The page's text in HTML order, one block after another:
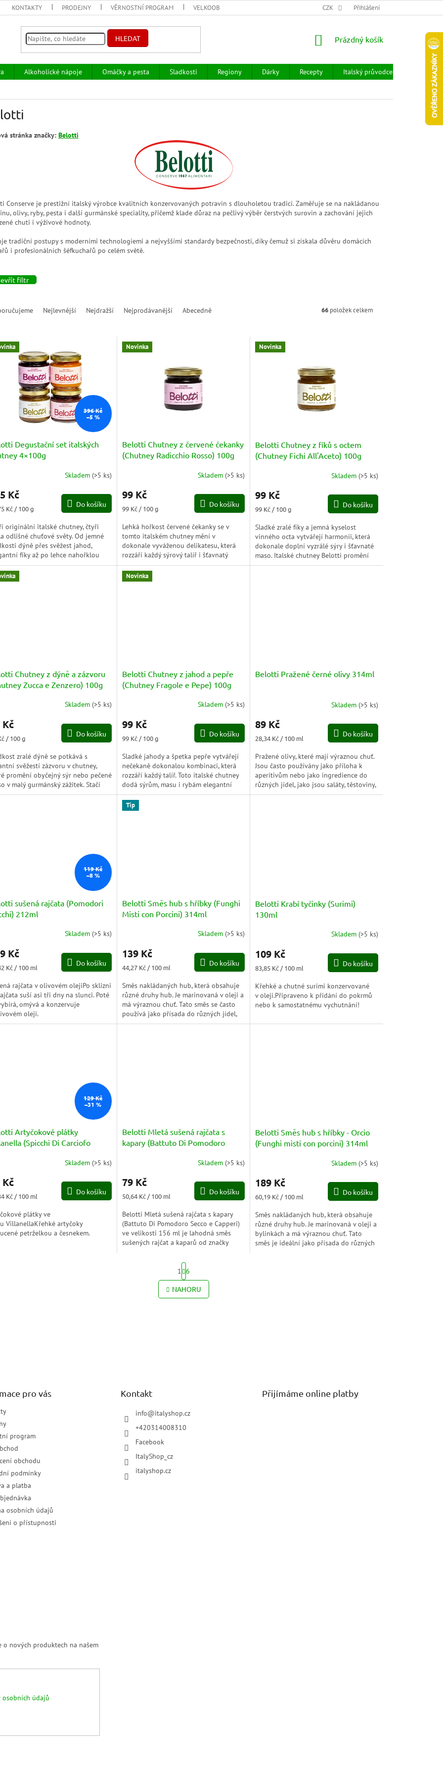
KONTAKTY PRODEJNY VĚRNOSTNÍ PROGRAM VELKOOBCHOD HODNOCENÍ OBCHODU OBCHODNÍ PODMÍNKY
CZK Přihlášení
HLEDAT
NÁKUPNÍ
Prázdný košík
Alkoholické nápoje Omáčky a pesta Sladkosti Regiony Dárky Recepty Italský průvodce
Prodejny
stránka značky: Belotti
Conserve je prestižní italský výrobce kvalitních konzervovaných potravin s dlouholetou tradicí. Zaměřuje se na nakládanou
olivy, ryby, pesta i další gurmánské speciality, přičemž klade důraz na pečlivý výběr čerstvých surovin a zachování jejich
chuti i výživové hodnoty.
tradiční postupy s moderními technologiemi a nejvyššími standardy bezpečnosti, díky čemuž si získala důvěru domácích
i profesionálních šéfkuchařů po celém světě.
filtr
Nejlevnější Nejdražší Nejprodávanější Abecedně 66 položek celkem
396 Kč
–5 %
Degustační set italských
4×100g
Skladem (>5 ks)
Kč
Kč / 100 g
Do košíku
originální italské chutney, čtyři
odlišné chuťové světy. Od jemné
dýně přes svěžest jahod,
fíky až po lehce nahořklou
čekanku. Ideální...
Novinka
Belotti Chutney z červené čekanky
(Chutney Radicchio Rosso) 100g
Skladem(>5 ks)
99 Kč
Měrná
99 Kč / 100 g
Do košíku
Lehká hořkost červené čekanky se v
tomto italském chutney mění v
dokonale vyváženou delikatesu, která
rozzáří každý sýrový talíř i šťavnatý
steak. Originální spojení jemné...
Novinka
Belotti Chutney z fíků s octem
(Chutney Fichi All'Aceto) 100g
Skladem(>5 ks)
99 Kč
Měrná
99 Kč / 100 g
Do košíku
Sladké zralé fíky a jemná kyselost
vinného octa vytvářejí harmonii, která
dokonale doplní vyzrálé sýry i šťavnaté
maso. Italské chutney Belotti promění
každé pohoštění v...
Chutney z dýně a zázvoru
Zucca e Zenzero) 100g
Skladem (>5 ks)
Kč
/ 100 g
Do košíku
zralé dýně se potkává s
svěžestí zázvoru v chutney,
promění obyčejný sýr nebo pečené
v malý gurmánský zážitek. Stačí
lžička a na stole se...
Novinka
Belotti Chutney z jahod a pepře
(Chutney Fragole e Pepe) 100g
Skladem(>5 ks)
99 Kč
Měrná
99 Kč / 100 g
Do košíku
Sladké jahody a špetka pepře vytvářejí
nečekaně dokonalou kombinaci, která
rozzáří každý talíř. Toto italské chutney
dodá sýrům, masu i rybám elegantní
ovocný kontrast a promění...
Belotti Pražené černé olivy 314ml
produktu
5,0
z
5
hvězdiček.
Skladem(>5 ks)
89 Kč
Měrná
28,34 Kč / 100 ml
Do košíku
Pražené olivy, které mají výraznou chuť.
Jsou často používány jako příloha k
aperitivům nebo jako ingredience do
různých jídel, jako jsou saláty, těstoviny,
pizza nebo sendviče.
119 Kč
–8 %
sušená rajčata (Pomodori
212ml
Skladem (>5 ks)
Kč
Kč / 100 ml
Do košíku
rajčata v olivovém olejiPo sklizni
suší asi tři dny na slunci. Poté
omývá a konzervuje
oleji.
Tip
Belotti Směs hub s hříbky (Funghi
Misti con Porcini) 314ml
produktu
4,3
z
5
hvězdiček.
Skladem(>5 ks)
139 Kč
Měrná
44,27 Kč / 100 ml
Do košíku
Směs nakládaných hub, která obsahuje
různé druhy hub. Je marinovaná v oleji a
má výraznou chuť. Tato směs se často
používá jako přísada do různých jídel,
jako jsou těstoviny,...
Belotti Krabí tyčinky (Surimi)
130ml
produktu
5,0
z
hvězdiček.
Skladem(>5 ks)
109 Kč
Měrná
83,85 Kč / 100 ml
Do košíku
Křehké a chutné surimi konzervované
v oleji.Připraveno k přidání do pokrmů
nebo k samostatnému vychutnání!
129 Kč
–31 %
Artyčokové plátky
(Spicchi Di Carciofo
Skladem (>5 ks)
Kč
Kč / 100 ml
Do košíku
plátky ve
VillanellaKřehké artyčoky
petrželkou a česnekem.
Belotti Mletá sušená rajčata s
kapary (Battuto Di Pomodoro
produktu
5,0
z
5
hvězdiček.
Skladem(>5 ks)
79 Kč
Měrná
50,64 Kč / 100 ml
Do košíku
Belotti Mletá sušená rajčata s kapary
(Battuto Di Pomodoro Secco e Capperi)
ve velikosti 156 ml je lahodná směs
sušených rajčat a kaparů od značky
Belotti Směs hub s hříbky - Orcio
(Funghi misti con porcini) 314ml
produktu
5,0
z
5
hvězdiček.
Skladem(>5 ks)
189 Kč
Měrná
60,19 Kč / 100 ml
Do košíku
Směs nakládaných hub, která obsahuje
různé druhy hub. Je marinovaná v oleji a
bylinkách a má výraznou chuť. Tato
směs je ideální jako přísada do různých
v
ý
p
S
t
r
á
n
1 6
NAHORU
pro vás
program
obchodu
podmínky
a platba
osobních údajů
o přístupnosti
Kontakt
info@italyshop.cz
+420314008310
Facebook
ItalyShop_cz
italyshop.cz
Přijímáme online platby
o nových produktech na našem
osobních údajů